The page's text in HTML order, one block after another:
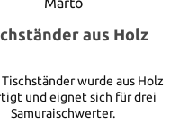
aus Holz
wurde aus Holz
und eignet sich für drei
Samuraischwerter.